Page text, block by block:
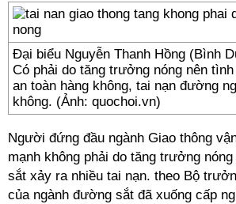
Đại biểu Nguyễn Thanh Hồng (Bình
Có phải do tăng trưởng nóng nên
an toàn hàng không, tai nạn đường
không. (Ảnh: quochoi.vn)
Người đứng đầu ngành Giao thông
mạnh không phải do tăng trưởng
sắt xảy ra nhiều tai nạn. theo Bộ
của ngành đường sắt đã xuống cấp